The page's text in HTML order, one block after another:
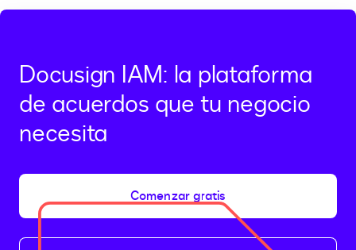
Docusign IAM: la plataforma
de acuerdos que tu negocio
necesita
Comenzar gratis